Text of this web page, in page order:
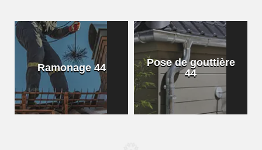
Ramonage 44
Pose de gouttière
44